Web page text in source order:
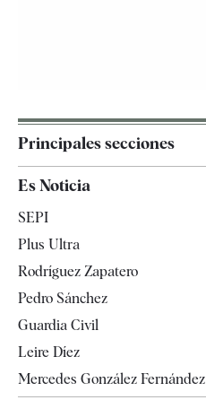
Principales secciones
España
Televisión
Es Noticia
SEPI
Plus Ultra
Rodríguez Zapatero
Pedro Sánchez
Guardia Civil
Leire Díez
Mercedes González Fernández